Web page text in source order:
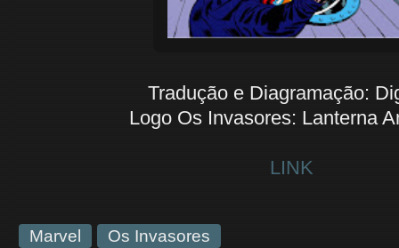
Tradução e Diagramação:
Logo Os Invasores: Lanterna
LINK
Marvel Os Invasores